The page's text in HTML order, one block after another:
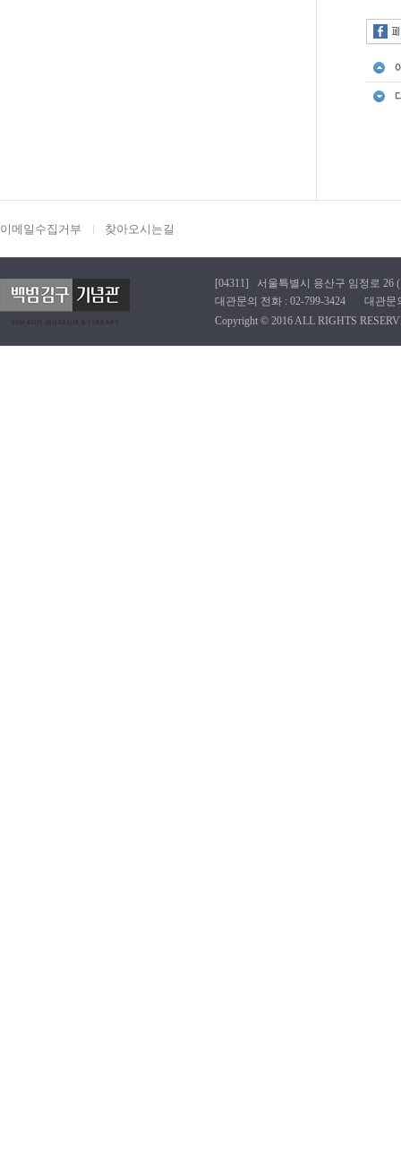
이메일수집거부 찾아오시는길
[04311] 서울특별시 용산구 임정로
대관문의 전화 : 02-799-3424 대관문
Copyright © 2016 ALL RIGHTS